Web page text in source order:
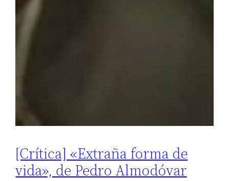
[Crítica] «Extraña forma de
vida», de Pedro Almodóvar